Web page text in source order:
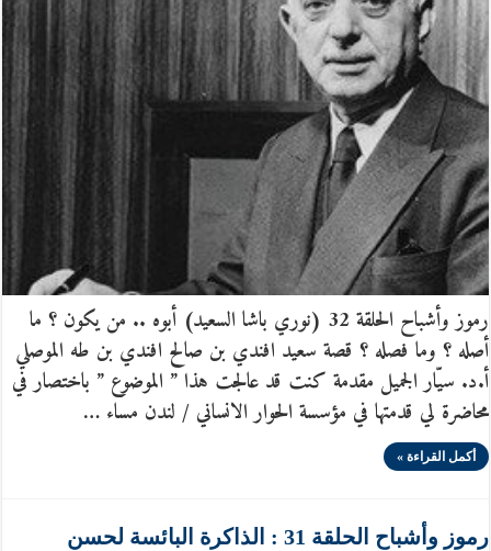
رموز وأشباح الحلقة 32 (نوري باشا السعيد) أبوه .. من يكون ؟ ما
أصله ؟ وما فصله ؟ قصة سعيد افندي بن صالح افندي بن طه الموصلي
أ.د. سيّار الجميل مقدمة كنت قد عالجت هذا ” الموضوع ” باختصار في
محاضرة لي قدمتها في مؤسسة الحوار الانساني / لندن مساء …
أكمل القراءة »
رموز وأشباح الحلقة 31 : الذاكرة البائسة لحسن